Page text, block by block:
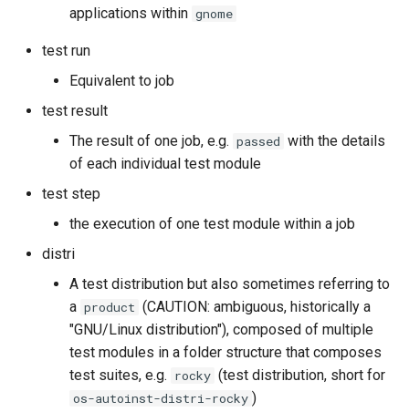
applications within gnome
test run
Equivalent to job
test result
The result of one job, e.g. passed with the details
of each individual test module
test step
the execution of one test module within a job
distri
A test distribution but also sometimes referring to
a product (CAUTION: ambiguous, historically a
"GNU/Linux distribution"), composed of multiple
test modules in a folder structure that composes
test suites, e.g. rocky (test distribution, short for
os-autoinst-distri-rocky )